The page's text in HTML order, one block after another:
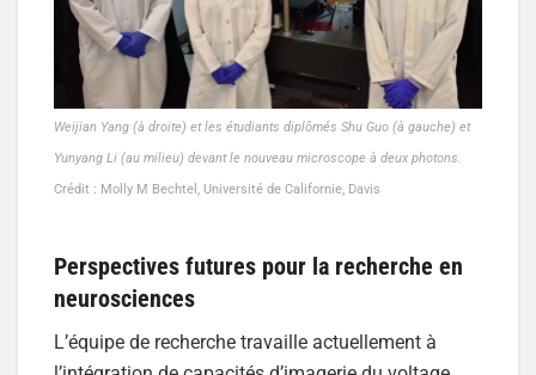
Weijian Yang (à droite) et les étudiants diplômés Shu Guo (à gauche) et
Yunyang Li (au milieu) devant le nouveau microscope à deux photons.
Crédit : Molly M Bechtel, Université de Californie, Davis
Perspectives futures pour la recherche en
neurosciences
L’équipe de recherche travaille actuellement à